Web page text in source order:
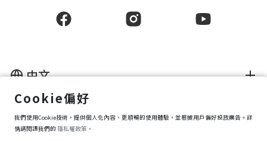
隱私權保護政策
資訊安全政策
中文
Cookie偏好
我們使用Cookie技術，提供個人化內容、更順暢的使用體驗，並根據用戶偏好投放廣告。詳
情請閱讀我們的 隱私權政策。